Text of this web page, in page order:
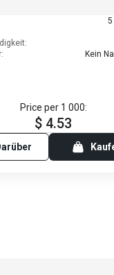
5
Kein
Price per 1 000:
$ 4.53